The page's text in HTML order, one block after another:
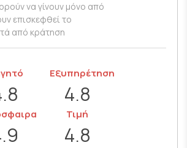
να γίνουν μόνο από
επισκεφθεί το
από κράτηση
Εξυπηρέτηση
4.8
Τιμή
4.8